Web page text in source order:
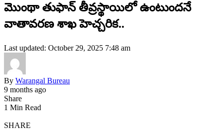
మొంథా తుఫాన్ తీవ్రస్థాయిలో ఉంటుందనే
వాతావరణ శాఖ హెచ్చరిక..
Last updated: October 29, 2025 7:48 am
By Warangal Bureau
9 months ago
Share
1 Min Read
SHARE